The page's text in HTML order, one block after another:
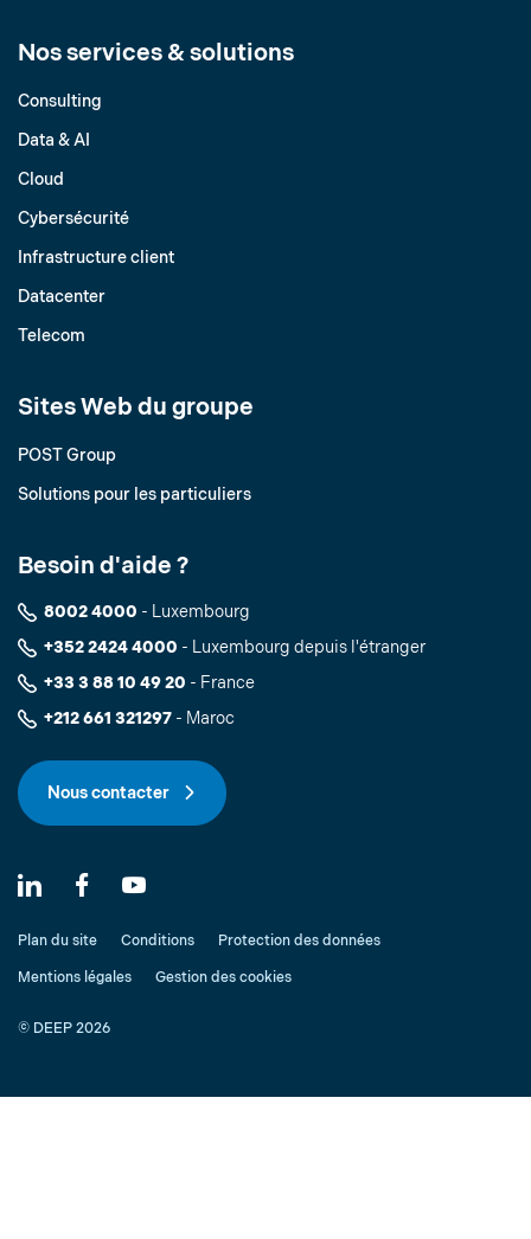
Nos services & solutions
Consulting
Data & AI
Cloud
Cybersécurité
Infrastructure client
Datacenter
Telecom
Sites Web du groupe
POST Group
Solutions pour les particuliers
Besoin d'aide ?
8002 4000 - Luxembourg
+352 2424 4000 - Luxembourg depuis l'étranger
+33 3 88 10 49 20 - France
+212 661 321297 - Maroc
Nous contacter
Plan du site Conditions Protection des données
Mentions légales Gestion des cookies
© DEEP 2026